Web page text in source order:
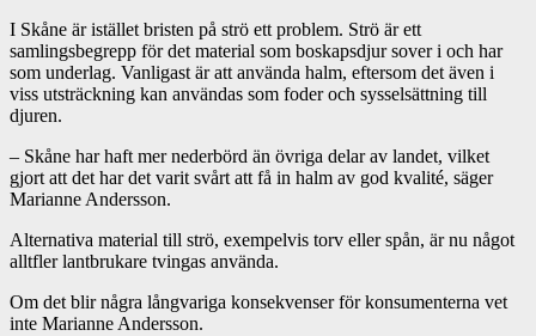
I Skåne är istället bristen på strö ett problem. Strö är ett
samlingsbegrepp för det material som boskapsdjur sover i och har
som underlag. Vanligast är att använda halm, eftersom det även i
viss utsträckning kan användas som foder och sysselsättning till
djuren.
– Skåne har haft mer nederbörd än övriga delar av landet, vilket
gjort att det har det varit svårt att få in halm av god kvalité, säger
Marianne Andersson.
Alternativa material till strö, exempelvis torv eller spån, är nu något
alltfler lantbrukare tvingas använda.
Om det blir några långvariga konsekvenser för konsumenterna vet
inte Marianne Andersson.